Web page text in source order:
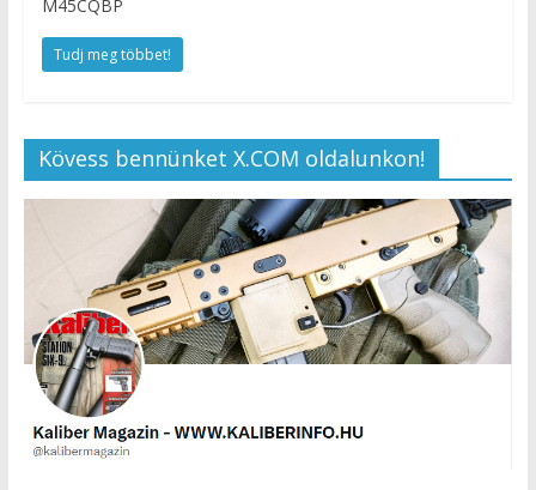
M45CQBP
Tudj meg többet!
Kövess bennünket X.COM oldalunkon!